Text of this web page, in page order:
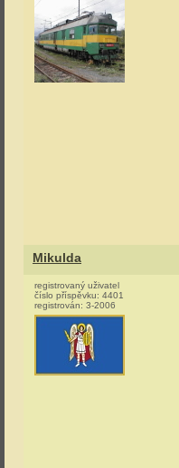
Mikulda
registrovaný uživatel
číslo příspěvku: 4401
registrován: 3-2006